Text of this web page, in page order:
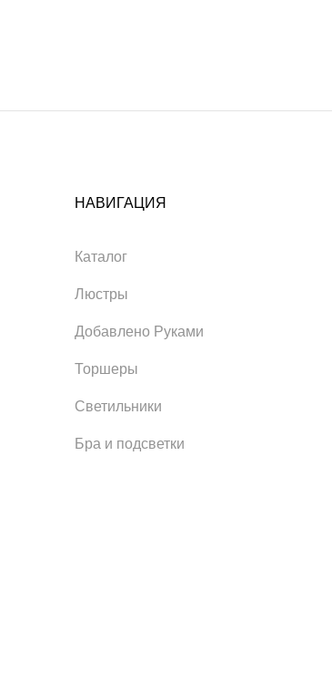
НАВИГАЦИЯ
Каталог
Люстры
Добавлено Руками
Торшеры
Светильники
Бра и подсветки